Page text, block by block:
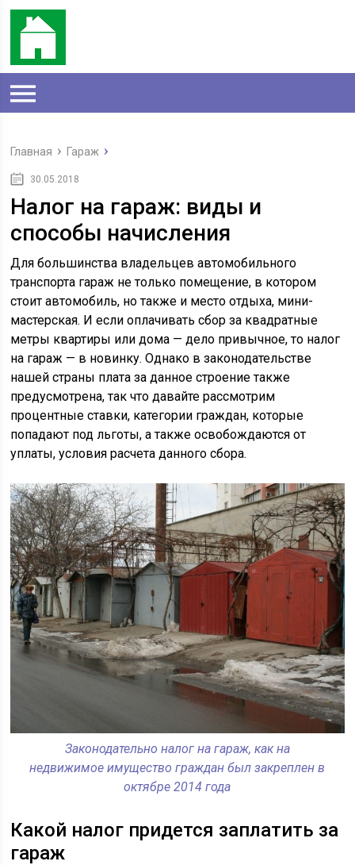
Главная Гараж
30.05.2018
Налог на гараж: виды и
способы начисления
Для большинства владельцев автомобильного
транспорта гараж не только помещение, в котором
стоит автомобиль, но также и место отдыха, мини-
мастерская. И если оплачивать сбор за квадратные
метры квартиры или дома — дело привычное, то налог
на гараж — в новинку. Однако в законодательстве
нашей страны плата за данное строение также
предусмотрена, так что давайте рассмотрим
процентные ставки, категории граждан, которые
попадают под льготы, а также освобождаются от
уплаты, условия расчета данного сбора.
Законодательно налог на гараж, как на
недвижимое имущество граждан был закреплен в
октябре 2014 года
Какой налог придется заплатить за
гараж